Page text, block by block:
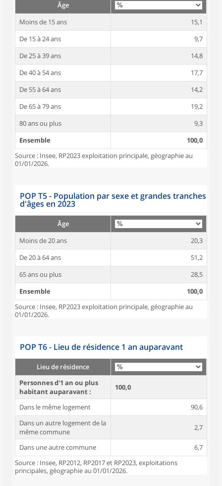
Âge
Moins de 15 ans
15,1
De 15 à 24 ans
9,7
De 25 à 39 ans
14,8
De 40 à 54 ans
17,7
De 55 à 64 ans
14,2
De 65 à 79 ans
19,2
80 ans ou plus
9,3
Ensemble
100,0
Source : Insee, RP2023 exploitation principale, géographie au
01/01/2026.
POP T5 - Population par sexe et grandes tranches
d'âges en 2023
Âge
Moins de 20 ans
20,3
De 20 à 64 ans
51,2
65 ans ou plus
28,5
Ensemble
100,0
Source : Insee, RP2023 exploitation principale, géographie au
01/01/2026.
POP T6 - Lieu de résidence 1 an auparavant
Lieu de résidence
Personnes d'1 an ou plus
habitant auparavant :
100,0
Dans le même logement
90,6
Dans un autre logement de la
même commune
2,7
Dans une autre commune
6,7
Source : Insee, RP2012, RP2017 et RP2023, exploitations
principales, géographie au 01/01/2026.